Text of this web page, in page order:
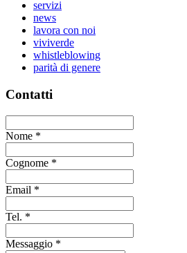
servizi
news
lavora con noi
viviverde
whistleblowing
parità di genere
Contatti
Nome *
Cognome *
Email *
Tel. *
Messaggio *